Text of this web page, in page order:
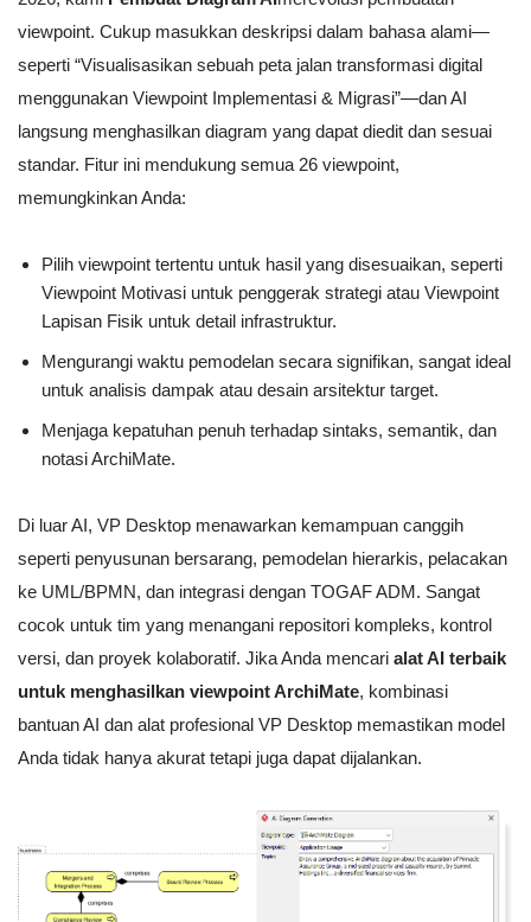
viewpoint. Cukup masukkan deskripsi dalam bahasa alami—
seperti “Visualisasikan sebuah peta jalan transformasi digital
menggunakan Viewpoint Implementasi & Migrasi”—dan AI
langsung menghasilkan diagram yang dapat diedit dan sesuai
standar. Fitur ini mendukung semua 26 viewpoint,
memungkinkan Anda:
Pilih viewpoint tertentu untuk hasil yang disesuaikan, seperti
Viewpoint Motivasi untuk penggerak strategi atau Viewpoint
Lapisan Fisik untuk detail infrastruktur.
Mengurangi waktu pemodelan secara signifikan, sangat ideal
untuk analisis dampak atau desain arsitektur target.
Menjaga kepatuhan penuh terhadap sintaks, semantik, dan
notasi ArchiMate.
Di luar AI, VP Desktop menawarkan kemampuan canggih
seperti penyusunan bersarang, pemodelan hierarkis, pelacakan
ke UML/BPMN, dan integrasi dengan TOGAF ADM. Sangat
cocok untuk tim yang menangani repositori kompleks, kontrol
versi, dan proyek kolaboratif. Jika Anda mencari alat AI terbaik
untuk menghasilkan viewpoint ArchiMate, kombinasi
bantuan AI dan alat profesional VP Desktop memastikan model
Anda tidak hanya akurat tetapi juga dapat dijalankan.